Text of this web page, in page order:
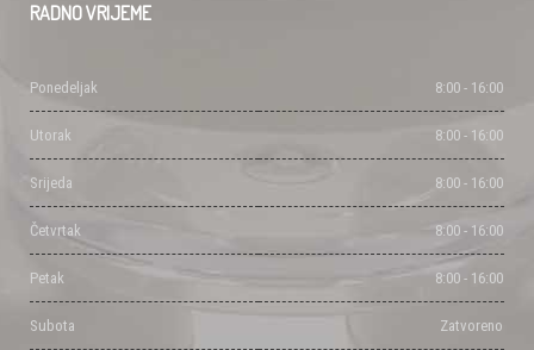
RADNOVRIJEME
Ponedeljak 8:00 - 16:00
Utorak 8:00 - 16:00
Srijeda 8:00 - 16:00
Četvrtak 8:00 - 16:00
Petak 8:00 - 16:00
Subota Zatvoreno